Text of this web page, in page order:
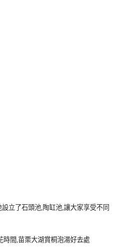
立了石頭池,陶缸池,讓大家享受不同